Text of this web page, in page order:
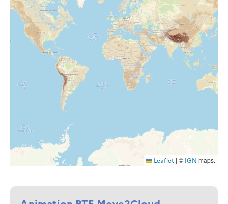
Leaflet | © IGN maps.